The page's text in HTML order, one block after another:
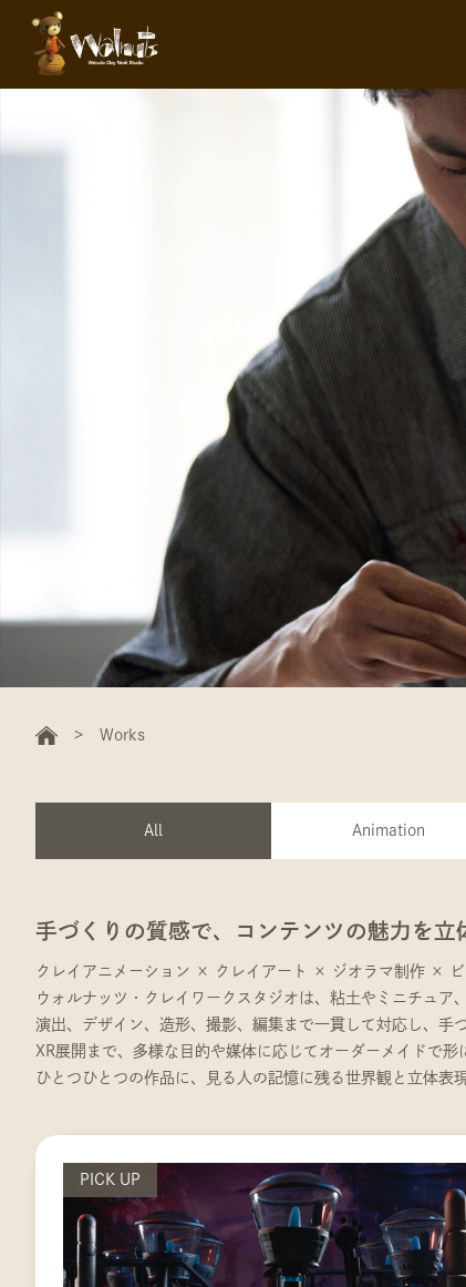
Works
All Animation
手づくりの質感で、コンテンツの魅力を立
クレイアニメーション × クレイアート × ジオラマ制作 ×
ウォルナッツ・クレイワークスタジオは、粘土やミニチュ
演出、デザイン、造形、撮影、編集まで一貫して対応し、手
XR展開まで、多様な目的や媒体に応じてオーダーメイドで形
ひとつひとつの作品に、見る人の記憶に残る世界観と立体表